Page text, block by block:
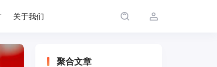
关于我们
聚合文章